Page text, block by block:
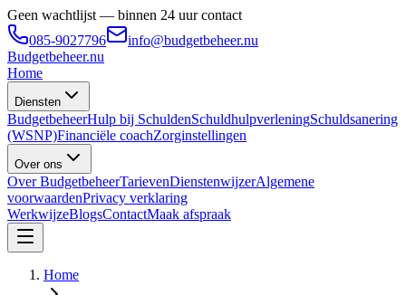
Geen wachtlijst — binnen 24 uur contact
085-9027796
info@budgetbeheer.nu
Budgetbeheer.nu
Home
Diensten
BudgetbeheerHulp bij SchuldenSchuldhulpverleningSchuldsanering
(WSNP)Financiële coachZorginstellingen
Over ons
Over BudgetbeheerTarievenDienstenwijzerAlgemene
voorwaardenPrivacy verklaring
WerkwijzeBlogsContactMaak afspraak
Home